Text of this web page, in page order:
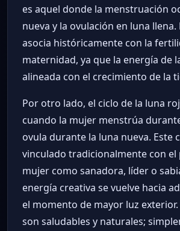
es aquel donde la menstruación
nueva y la ovulación en luna
asocia históricamente con la
maternidad, ya que la energía de
alineada con el crecimiento de la
Por otro lado, el ciclo de la luna
cuando la mujer menstrúa
ovula durante la luna nueva. Este
vinculado tradicionalmente con el
mujer como sanadora, líder o
energía creativa se vuelve hacia
el momento de mayor luz
son saludables y naturales;